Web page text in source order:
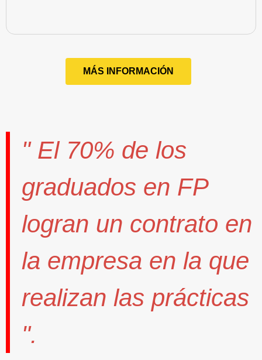
MÁS INFORMACIÓN
" El 70% de los
graduados en FP
logran un contrato en
la empresa en la que
realizan las prácticas
".